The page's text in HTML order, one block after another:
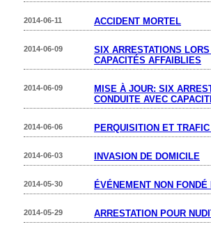
ACCIDENT MORTEL
2014-06-11
SIX ARRESTATIONS
CAPACITÉS AFFAIBLIES
2014-06-09
MISE À JOUR: SIX
CONDUITE AVEC
2014-06-09
PERQUISITION ET
2014-06-06
INVASION DE DOMICILE
2014-06-03
ÉVÉNEMENT NON
2014-05-30
ARRESTATION POUR
2014-05-29